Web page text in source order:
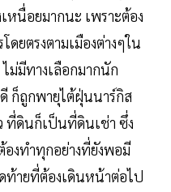
หนื่อยมากนะ เพราะต้อง
ยตรงตามเมืองต่างๆใน
ม่มีทางเลือกมากนัก
ดี ก็ถูกพายุไต้ฝุ่นนาร์กิส
ดินก็เป็นที่ดินเช่า ซึ่ง
องทำทุกอย่างที่ยังพอมี
ท้ายที่ต้องเดินหน้าต่อไป